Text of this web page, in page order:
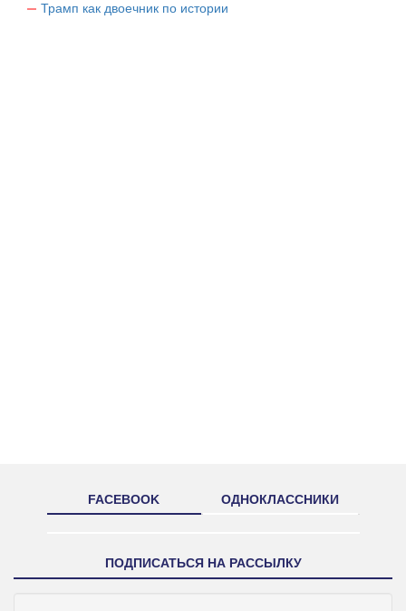
Трамп как двоечник по истории
FACEBOOK ОДНОКЛАССНИКИ
ПОДПИСАТЬСЯ НА РАССЫЛКУ